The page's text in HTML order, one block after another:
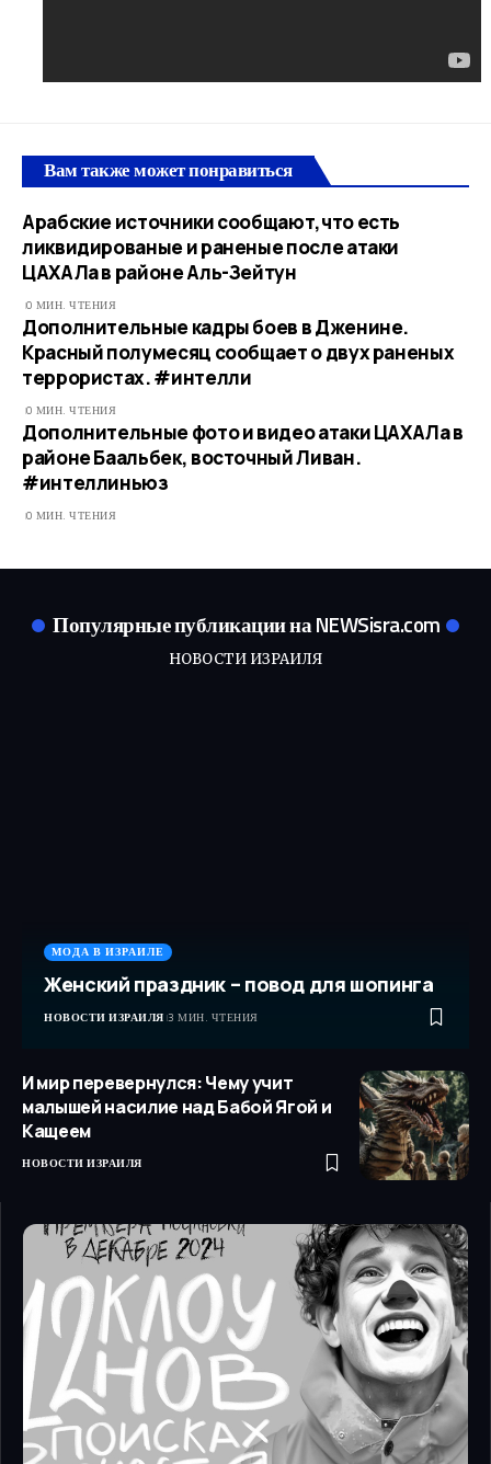
Вам также может понравиться
Арабские источники сообщают,что есть
ликвидированые и раненые после атаки
ЦАХАЛа в районе Аль-Зейтун
0 МИН. ЧТЕНИЯ
Дополнительные кадры боев в Дженине.
Красный полумесяц сообщает о двух раненых
террористах. #интелли
0 МИН. ЧТЕНИЯ
Дополнительные фото и видео атаки ЦАХАЛа в
районе Баальбек, восточный Ливан.
#интеллиньюз
0 МИН. ЧТЕНИЯ
Популярные публикации на NEWSisra.com
НОВОСТИ ИЗРАИЛЯ
МОДА В ИЗРАИЛЕ
Женский праздник – повод для шопинга
НОВОСТИ ИЗРАИЛЯ 3 МИН. ЧТЕНИЯ
И мир перевернулся: Чему учит
малышей насилие над Бабой Ягой и
Кащеем
НОВОСТИ ИЗРАИЛЯ